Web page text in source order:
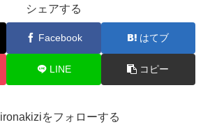
シェアする
Facebook はてブ
LINE コピー
をフォローする